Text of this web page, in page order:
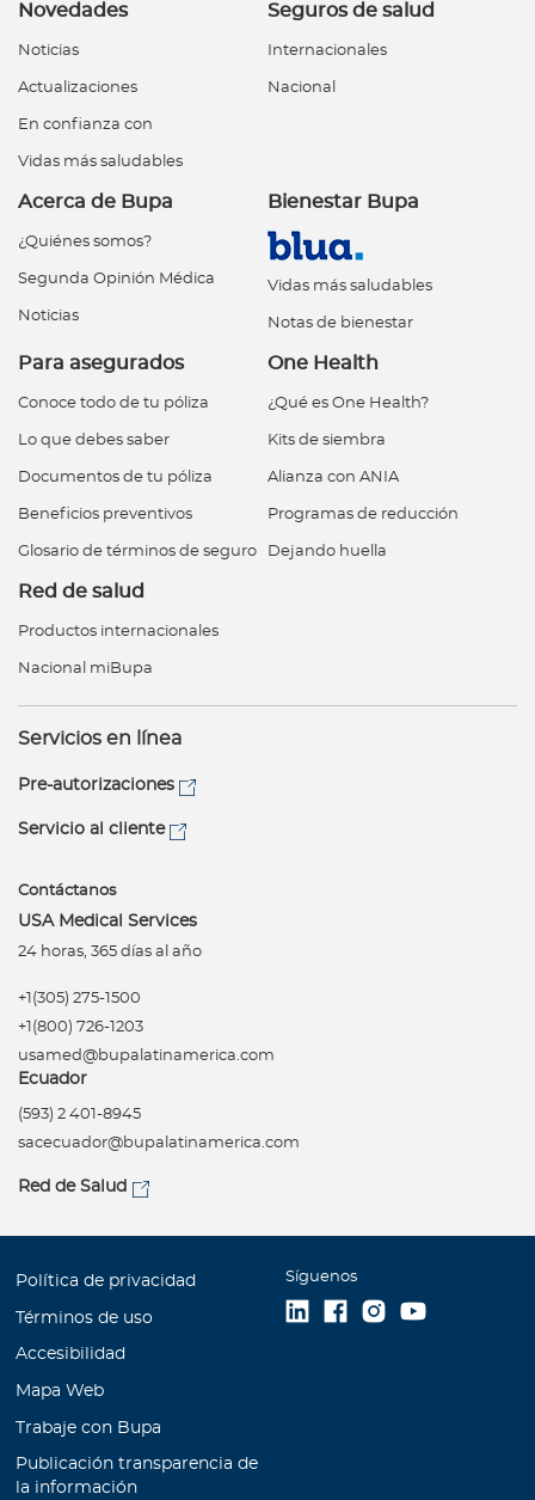
Novedades
Noticias
Actualizaciones
En confianza con
Vidas más saludables
Seguros de salud
Internacionales
Nacional
Acerca de Bupa
¿Quiénes somos?
Segunda Opinión Médica
Noticias
Bienestar Bupa
Vidas más saludables
Notas de bienestar
Para asegurados
Conoce todo de tu póliza
Lo que debes saber
Documentos de tu póliza
Beneficios preventivos
Glosario de términos de seguro
One Health
¿Qué es One Health?
Kits de siembra
Alianza con ANIA
Programas de reducción
Dejando huella
Red de salud
Productos internacionales
Nacional miBupa
Servicios en línea
Pre-autorizaciones
Servicio al cliente
Contáctanos
USA Medical Services
24 horas, 365 días al año
+1(305) 275-1500
+1(800) 726-1203
usamed@bupalatinamerica.com
Ecuador
(593) 2 401-8945
sacecuador@bupalatinamerica.com
Red de Salud
Política de privacidad
Términos de uso
Accesibilidad
Mapa Web
Trabaje con Bupa
Publicación transparencia de
la información
Síguenos